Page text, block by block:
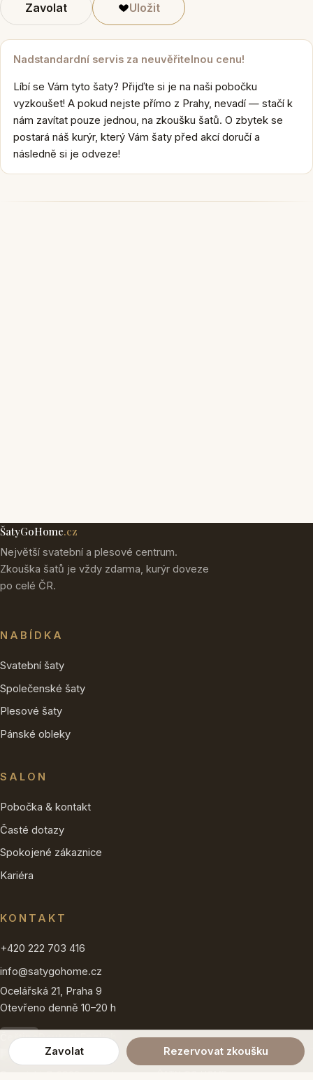
Zavolat Uložit
Nadstandardní servis za neuvěřitelnou cenu!
Líbí se Vám tyto šaty? Přijďte si je na naši pobočku
vyzkoušet! A pokud nejste přímo z Prahy, nevadí — stačí k
nám zavítat pouze jednou, na zkoušku šatů. O zbytek se
postará náš kurýr, který Vám šaty před akcí doručí a
následně si je odveze!
ŠatyGoHome.cz
Největší svatební a plesové centrum.
Zkouška šatů je vždy zdarma, kurýr doveze
po celé ČR.
NABÍDKA
Svatební šaty
Společenské šaty
Plesové šaty
Pánské obleky
SALON
Pobočka & kontakt
Časté dotazy
Spokojené zákaznice
Kariéra
KONTAKT
+420 222 703 416
info@satygohome.cz
Ocelářská 21, Praha 9
Otevřeno denně 10–20 h
ČeštinaDeutschEnglish
Zavolat Rezervovat zkoušku